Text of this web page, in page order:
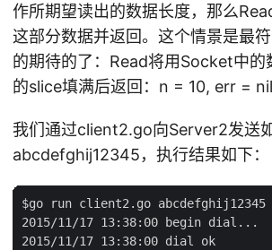
作所期望读出的数据长度，那么
这部分数据并返回。这个情景是最
的期待的了：Read将用Socket中的
的slice填满后返回：n = 10, err = nil
我们通过client2.go向Server2发送如
abcdefghij12345，执行结果如下：
$go run client2.go abcdefghij12345
2015/11/17 13:38:00 begin dial...
2015/11/17 13:38:00 dial ok